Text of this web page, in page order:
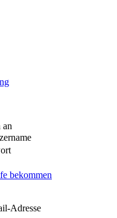
bekommen
Adresse